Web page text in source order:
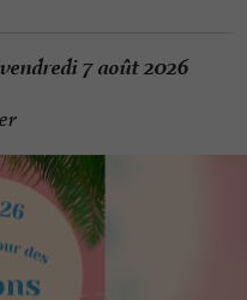
7 août 2026